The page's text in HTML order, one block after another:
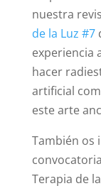
nuestra
de la Luz #7
experiencia
hacer
artificial
este arte
También os
Terapia de